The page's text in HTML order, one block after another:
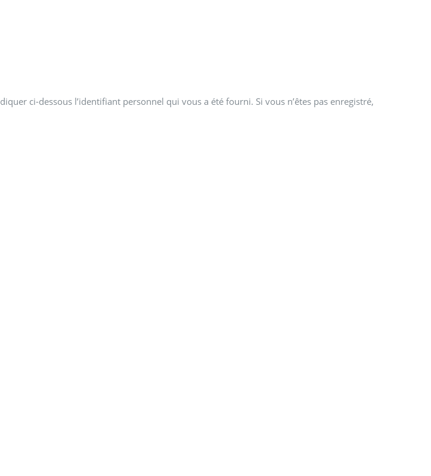
ci-dessous l’identifiant personnel qui vous a été fourni. Si vous n’êtes pas enregistré,